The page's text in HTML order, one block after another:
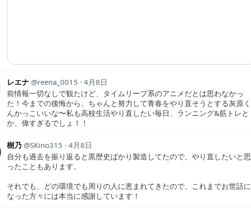
レエナ reena_0015
4月8日
前情報一切なしで観たけど、タイムリープ系のアニメだとは思わなかっ
た！今までの後悔から、ちゃんと努力して青春をやり直そうとする灰原く
んかっこいいな〜私も高校生活やり直したい毎日、ランニング&筋トレと
か、偉すぎるでしょ！！
樹乃 SKino315
4月8日
自分も過去を振り返ると黒歴史ばかり製造してたので、やり直したいと思
ったこともあります。
それでも、どの環境でも周りの人に恵まれてきたので、これまでお世話に
なった方々には本当に感謝しています！